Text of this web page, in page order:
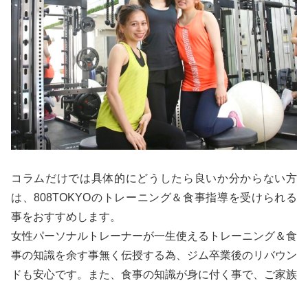
コラムだけでは具体的にどうしたら良いか分からない方
は、808TOKYOのトレーニング＆食事指導を受けられる
事をおすすめします。
女性パーソナルトレーナーが一生使えるトレーニング＆食
事の知識を余す事無く伝授する為、ジム卒業後のリバウン
ドも安心です。また、食事の知識が身に付く事で、ご家族